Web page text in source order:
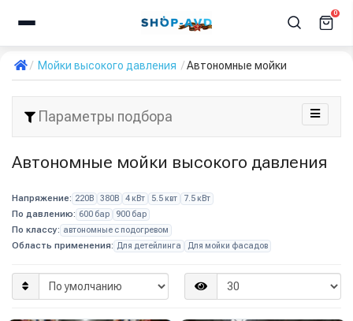
0
Мойки высокого давления Автономные мойки
Параметры подбора
Автономные мойки высокого давления
Напряжение: 220В 380В 4 кВт 5.5 квт 7.5 кВт
По давлению: 600 бар 900 бар
По классу: автономные с подогревом
Область применения: Для детейлинга Для мойки фасадов